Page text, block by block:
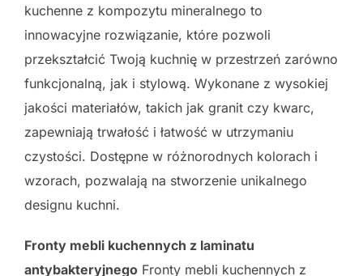
kuchenne z kompozytu mineralnego to
innowacyjne rozwiązanie, które pozwoli
przekształcić Twoją kuchnię w przestrzeń zarówno
funkcjonalną, jak i stylową. Wykonane z wysokiej
jakości materiałów, takich jak granit czy kwarc,
zapewniają trwałość i łatwość w utrzymaniu
czystości. Dostępne w różnorodnych kolorach i
wzorach, pozwalają na stworzenie unikalnego
designu kuchni.
Fronty mebli kuchennych z laminatu
antybakteryjnego Fronty mebli kuchennych z